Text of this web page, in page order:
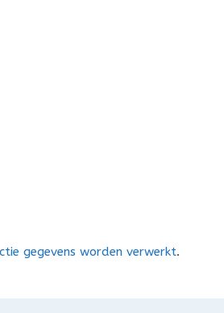
gegevens worden verwerkt.